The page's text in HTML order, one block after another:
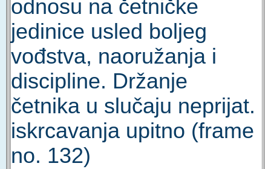
odnosu na četničke
jedinice usled boljeg
vođstva, naoružanja i
discipline. Držanje
četnika u slučaju neprijat.
iskrcavanja upitno (frame
no. 132)